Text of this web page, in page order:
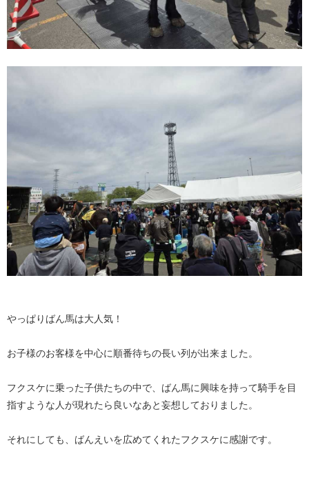
やっぱりばん馬は大人気！
お子様のお客様を中心に順番待ちの長い列が出来ました。
フクスケに乗った子供たちの中で、ばん馬に興味を持って騎手を目
指すような人が現れたら良いなあと妄想しておりました。
それにしても、ばんえいを広めてくれたフクスケに感謝です。